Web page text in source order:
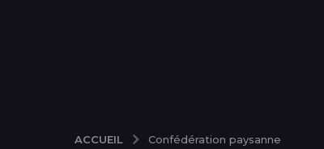
ACCUEIL Confédération paysanne